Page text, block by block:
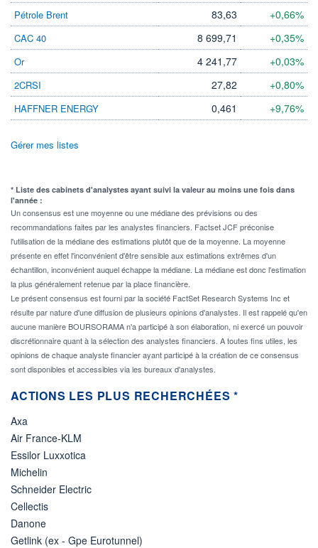
Pétrole Brent 83,63 +0,66%
CAC 40 8 699,71 +0,35%
Or 4 241,77 +0,03%
2CRSI 27,82 +0,80%
HAFFNER ENERGY 0,461 +9,76%
Gérer mes listes
* Liste des cabinets d'analystes ayant suivi la valeur au moins une fois dans
l'année :
Un consensus est une moyenne ou une médiane des prévisions ou des
recommandations faites par les analystes financiers. Factset JCF préconise
l'utilisation de la médiane des estimations plutôt que de la moyenne. La moyenne
présente en effet l'inconvénient d'être sensible aux estimations extrêmes d'un
échantillon, inconvénient auquel échappe la médiane. La médiane est donc l'estimation
la plus généralement retenue par la place financière.
Le présent consensus est fourni par la société FactSet Research Systems Inc et
résulte par nature d'une diffusion de plusieurs opinions d'analystes. Il est rappelé qu'en
aucune manière BOURSORAMA n'a participé à son élaboration, ni exercé un pouvoir
discrétionnaire quant à la sélection des analystes financiers. A toutes fins utiles, les
opinions de chaque analyste financier ayant participé à la création de ce consensus
sont disponibles et accessibles via les bureaux d'analystes.
ACTIONS LES PLUS RECHERCHÉES *
Axa
Air France-KLM
Essilor Luxxotica
Michelin
Schneider Electric
Cellectis
Danone
Getlink (ex - Gpe Eurotunnel)